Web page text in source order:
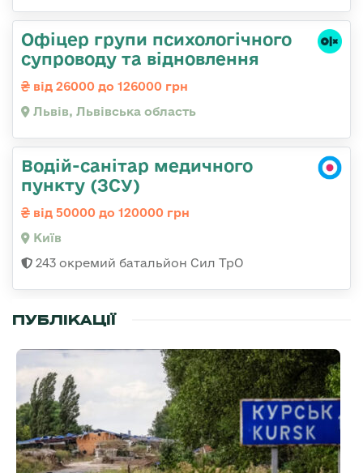
Офіцер групи психологічного
супроводу та відновлення
від 26000 до 126000 грн
Львів, Львівська область
Водій-санітар медичного
пункту (ЗСУ)
від 50000 до 120000 грн
Київ
243 окремий батальйон Сил ТрО
ПУБЛІКАЦІЇ